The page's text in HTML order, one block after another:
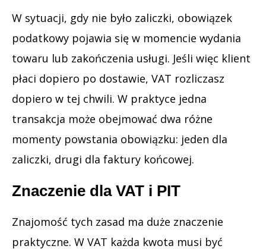
W sytuacji, gdy nie było zaliczki, obowiązek
podatkowy pojawia się w momencie wydania
towaru lub zakończenia usługi. Jeśli więc klient
płaci dopiero po dostawie, VAT rozliczasz
dopiero w tej chwili. W praktyce jedna
transakcja może obejmować dwa różne
momenty powstania obowiązku: jeden dla
zaliczki, drugi dla faktury końcowej.
Znaczenie dla VAT i PIT
Znajomość tych zasad ma duże znaczenie
praktyczne. W VAT każda kwota musi być